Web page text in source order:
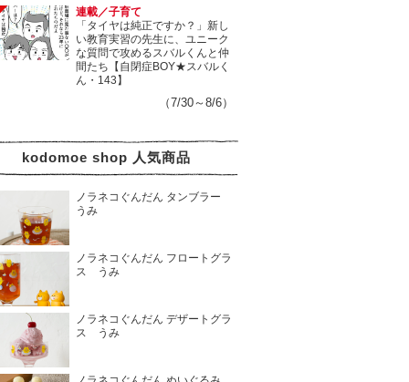
連載／子育て
「タイヤは純正ですか？」新し
い教育実習の先生に、ユニーク
な質問で攻めるスバルくんと仲
間たち【自閉症BOY★スバルく
ん・143】
（7/30～8/6）
kodomoe shop 人気商品
ノラネコぐんだん タンブラー
うみ
ノラネコぐんだん フロートグラ
ス うみ
ノラネコぐんだん デザートグラ
ス うみ